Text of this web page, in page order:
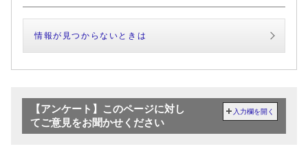
情報が見つからないときは
【アンケート】このページに対し
てご意見をお聞かせください
入力欄を開く